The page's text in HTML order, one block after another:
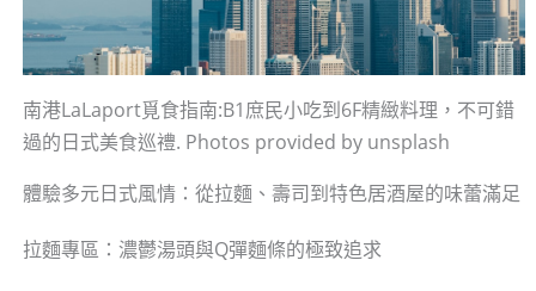
南港LaLaport覓食指南:B1庶民小吃到6F精緻料理，不可錯
過的日式美食巡禮. Photos provided by unsplash
體驗多元日式風情：從拉麵、壽司到特色居酒屋的味蕾滿足
拉麵專區：濃鬱湯頭與Q彈麵條的極致追求